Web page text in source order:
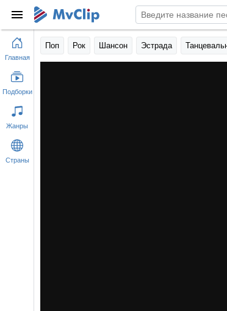
Поп Рок Шансон Эстрада
Главная
Подборки
Жанры
Страны